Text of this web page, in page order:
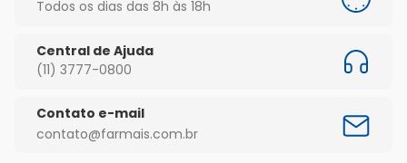
Todos os dias das 8h às 18h
Central de Ajuda
(11) 3777-0800
Contato e-mail
contato@farmais.com.br